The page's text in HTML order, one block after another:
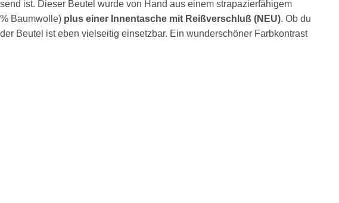
ist. Dieser Beutel wurde von Hand aus einem strapazierfähigem
Baumwolle) plus einer Innentasche mit Reißverschluß (NEU). Ob du
Beutel ist eben vielseitig einsetzbar. Ein wunderschöner Farbkontrast